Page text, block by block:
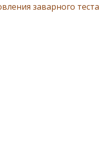
заварного теста